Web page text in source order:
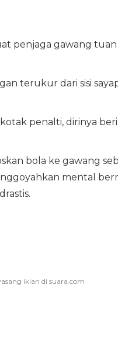
penjaga gawang
terukur dari sisi
penalti, dirinya
bola ke gawang
mental